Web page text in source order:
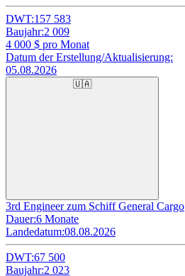
DWT:157 583
Baujahr:2 009
4 000 $ pro Monat
Datum der Erstellung/Aktualisierung:
05.08.2026
🇺🇦
3rd Engineer zum Schiff General Cargo
Dauer:6 Monate
Landedatum:08.08.2026
DWT:67 500
Baujahr:2 023